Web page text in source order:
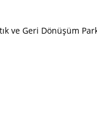
ve Geri Dönüşüm